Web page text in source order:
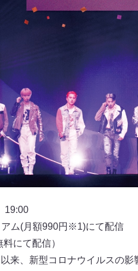
19:00
ム(月額990円※1)にて配信
にて配信）
来、新型コロナウイルスの